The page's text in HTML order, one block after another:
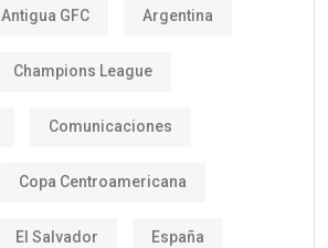
Antigua GFC Argentina
Champions League
Comunicaciones
Copa Centroamericana
El Salvador España